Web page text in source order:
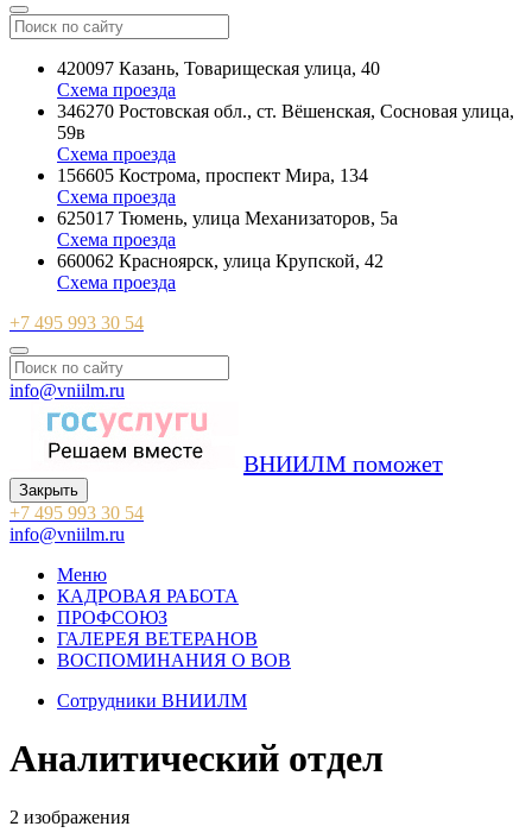
420097 Казань, Товарищеская улица, 40
Схема проезда
346270 Ростовская обл., ст. Вёшенская, Сосновая улица,
59в
Схема проезда
156605 Кострома, проспект Мира, 134
Схема проезда
625017 Тюмень, улица Механизаторов, 5а
Схема проезда
660062 Красноярск, улица Крупской, 42
Схема проезда
+7 495 993 30 54
info@vniilm.ru
ВНИИЛМ поможет
Закрыть
+7 495 993 30 54
info@vniilm.ru
Меню
КАДРОВАЯ РАБОТА
ПРОФСОЮЗ
ГАЛЕРЕЯ ВЕТЕРАНОВ
ВОСПОМИНАНИЯ О ВОВ
Сотрудники ВНИИЛМ
Аналитический отдел
2 изображения